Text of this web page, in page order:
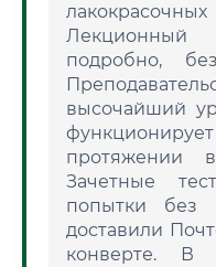
Лекционный
подробно,
высочайший
протяжении
Зачетные
попытки без
доставили
конверте.